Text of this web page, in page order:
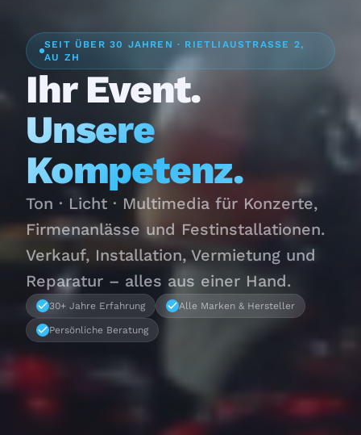
SEIT ÜBER 30 JAHREN · RIETLIAUSTRASSE 2,
AU ZH
Ihr Event.
Unsere
Kompetenz.
Ton · Licht · Multimedia für Konzerte,
Firmenanlässe und Festinstallationen.
Verkauf, Installation, Vermietung und
Reparatur – alles aus einer Hand.
30+ Jahre Erfahrung Alle Marken & Hersteller
Persönliche Beratung